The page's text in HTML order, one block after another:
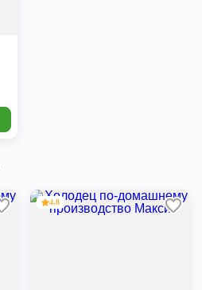
4.8